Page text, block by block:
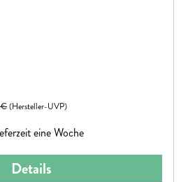
€(Hersteller-UVP)
eine Woche
Details